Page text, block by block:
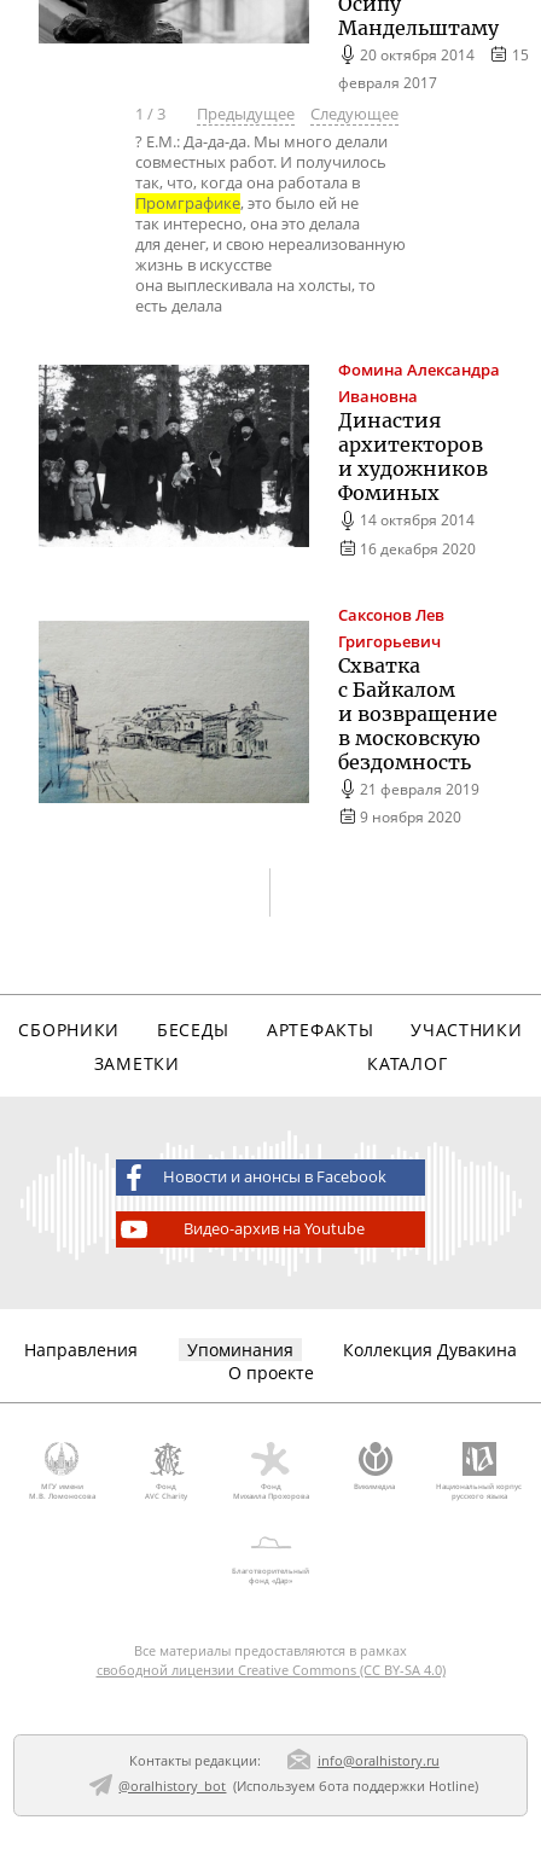
Мандельштаму
20 октября 2014
15
февраля 2017
1 /3 Предыдущее
Следующее
? Е.М.: Да-да-да. Мы много делали
совместных работ. И получилось
так, что, когда она работала в
Промграфике, это было ей не
так интересно, она это делала
для денег, и свою нереализованную
жизнь в искусстве
она выплескивала на холсты, то
есть делала
Фомина Александра
Ивановна
Династия
архитекторов
и художников
Фоминых
14 октября 2014
16 декабря 2020
СаксоновЛев
Григорьевич
Схватка
с Байкалом
и возвращение
в московскую
бездомность
21 февраля 2019
9 ноября 2020
СБОРНИКИ БЕСЕДЫ АРТЕФАКТЫ
УЧАСТНИКИ
ЗАМЕТКИ
КАТАЛОГ
Новости и анонсы в Facebook
Видео-архив на Youtube
Направления Упоминания
Коллекция Дувакина
О проекте
МГУ имени
М.В. Ломоносова
Фонд
AVC Charity
Фонд
Михаила Прохорова
Викимедиа
Национальный корпус
русского языка
Благотворительный
фонд «Дар»
Все материалы предоставляются в рамках
свободной лицензии Creative Commons (CC BY-SA 4.0)
Контакты редакции:
info@oralhistory.ru
@oralhistory_bot (Используембота поддержки Hotline)